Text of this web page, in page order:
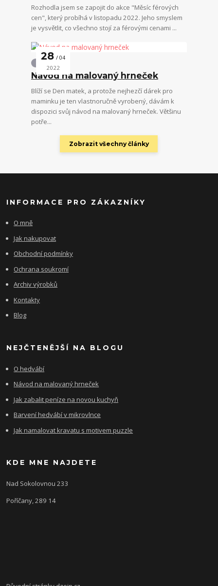
Rozhodla jsem se zapojit do akce "Měsíc férových
cen", který probíhá v listopadu 2022. Jeho smyslem
je vysvětlit, co všechno stojí za férovými cenami ...
28 04
2022
Návod na malovaný hrneček
Blíží se Den matek, a protože nejhezčí dárek pro
maminku je ten vlastnoručně vyrobený, dávám k
dispozici svůj návod na malovaný hrneček. Většinu
potře...
Zobrazit všechny články
INFORMACE PRO ZÁKAZNÍKY
O mně
Jak nakupovat
Obchodní podmínky
Ochrana soukromí
Archiv výrobků
Kontakty
Blog
NEJČTENĚJŠÍ NA BLOGU
O hedvábí
Návod na malovaný hrneček
Jak zabalit peníze na novou kuchyň
Barvení hedvábí v mikrovlnce
Jak namalovat kravatu s motivem puzzle
KDE MNE NAJDETE
Nad Sokolovnou 233
Poříčany, 289 14